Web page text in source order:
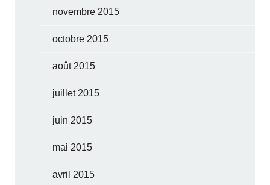
novembre 2015
octobre 2015
août 2015
juillet 2015
juin 2015
mai 2015
avril 2015